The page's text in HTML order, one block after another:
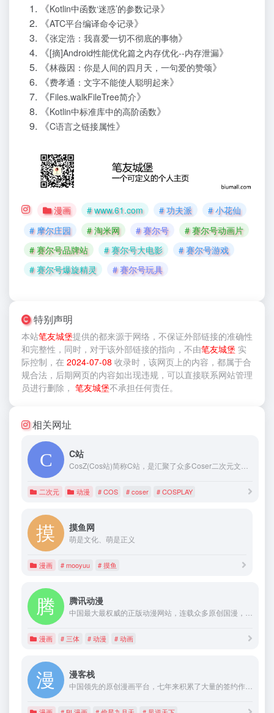
《Kotlin中函数‘迷惑’的参数记录》
《ATC平台编译命令记录》
《张定浩：我喜爱一切不彻底的事物》
《[摘]Android性能优化篇之内存优化--内存泄漏》
《林薇因：你是人间的四月天，一句爱的赞颂》
《费孝通：文字不能使人聪明起来》
《Files.walkFileTree简介》
《Kotlin中标准库中的高阶函数》
《C语言之链接属性》
漫画 # www.61.com # 功夫派
# 小花仙
# 摩尔庄园
# 淘米网 # 赛尔号
# 赛尔号动画片
# 赛尔号品牌站
# 赛尔号大电影
# 赛尔号游戏
# 赛尔号爆旋精灵
# 赛尔号玩具
特别声明
本站笔友城堡提供的都来源于网络，不保证外部链接的准确性
和完整性，同时，对于该外部链接的指向，不由笔友城堡 实
际控制，在 2024-07-08 收录时，该网页上的内容，都属于合
规合法，后期网页的内容如出现违规，可以直接联系网站管理
员进行删除， 笔友城堡不承担任何责任。
相关网址
C站
CosZ(Cos站)简称C站，是汇聚了众多Coser二次元文化的元宇宙星球。
二次元 动漫 # COS # coser # COSPLAY
摸鱼网
萌是文化、萌是正义
漫画 # mooyuu # 摸鱼
腾讯动漫
中国最大最权威的正版动漫网站，连载众多原创国漫，原创动画，正版日漫等海内外最热正版动漫内容，为上千万动漫爱好者提供漫画、动画、资讯、论坛一站式全方位动漫服务，为原创动漫作者提供最优质的创作成长环境，为中国动漫产业打造梦想舞台。热门动画|漫画：尸兄、中国惊奇先生、火影忍者、海贼王、大王饶命、三体等
漫画 # 三体 # 动漫 # 动画
漫客栈
中国领先的原创漫画平台，七年来积累了大量的签约作者和好看的漫画作品，斗破苍穹漫画、斗罗大陆漫画，更有APP和漫画下载等精彩内容等你发现，看漫画，就来漫客栈！